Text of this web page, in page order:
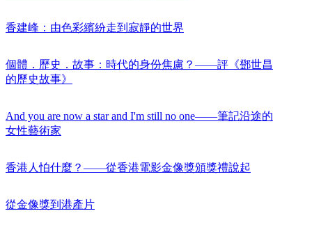
香建峰：由色彩繽紛走到寂靜的世界
個體．歷史．故事：時代的身份焦慮？——評《鄧世昌
的歷史故事》
And you are now a star and I'm still no one——筆記沿途的
女性藝術家
香港人怕什麼？——從香港電影金像獎頒獎禮說起
從金像獎到港產片